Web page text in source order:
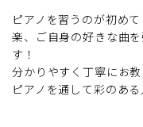
ピアノを習うのが初め
楽、ご自身の好きな曲
す！
分かりやすく丁寧にお教
ピアノを通して彩のあ